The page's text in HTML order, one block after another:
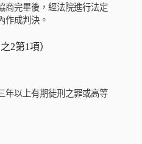
商完畢後，經法院進行法定
作成判決。
2第1項）
年以上有期徒刑之罪或高等